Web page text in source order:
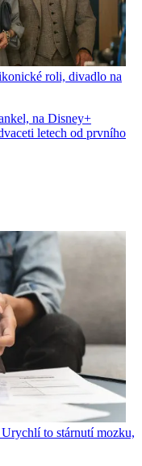
roli, divadlo na
na Disney+
letech od prvního
to stárnutí mozku,